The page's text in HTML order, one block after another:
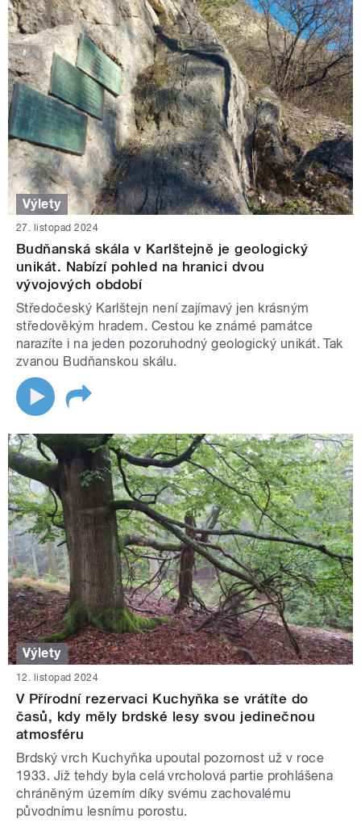
Výlety
27. listopad 2024
Budňanská skála v Karlštejně je geologický
unikát. Nabízí pohled na hranici dvou
vývojových období
Středočeský Karlštejn není zajímavý jen krásným
středověkým hradem. Cestou ke známé památce
narazíte i na jeden pozoruhodný geologický unikát. Tak
zvanou Budňanskou skálu.
Výlety
12. listopad 2024
V Přírodní rezervaci Kuchyňka se vrátíte do
časů, kdy měly brdské lesy svou jedinečnou
atmosféru
Brdský vrch Kuchyňka upoutal pozornost už v roce
1933. Již tehdy byla celá vrcholová partie prohlášena
chráněným územím díky svému zachovalému
původnímu lesnímu porostu.